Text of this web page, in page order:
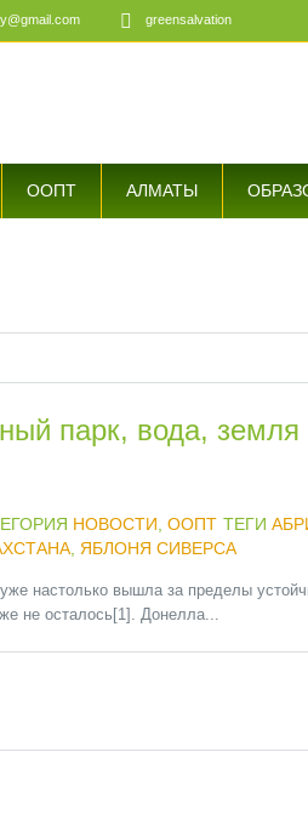
greensalvation
ООПТ АЛМАТЫ
парк, вода,
НОВОСТИ ООПТ ТЕГИ
, ЯБЛОНЯ СИВЕРСА
настолько вышла за пределы
не осталось[1]. Донелла...